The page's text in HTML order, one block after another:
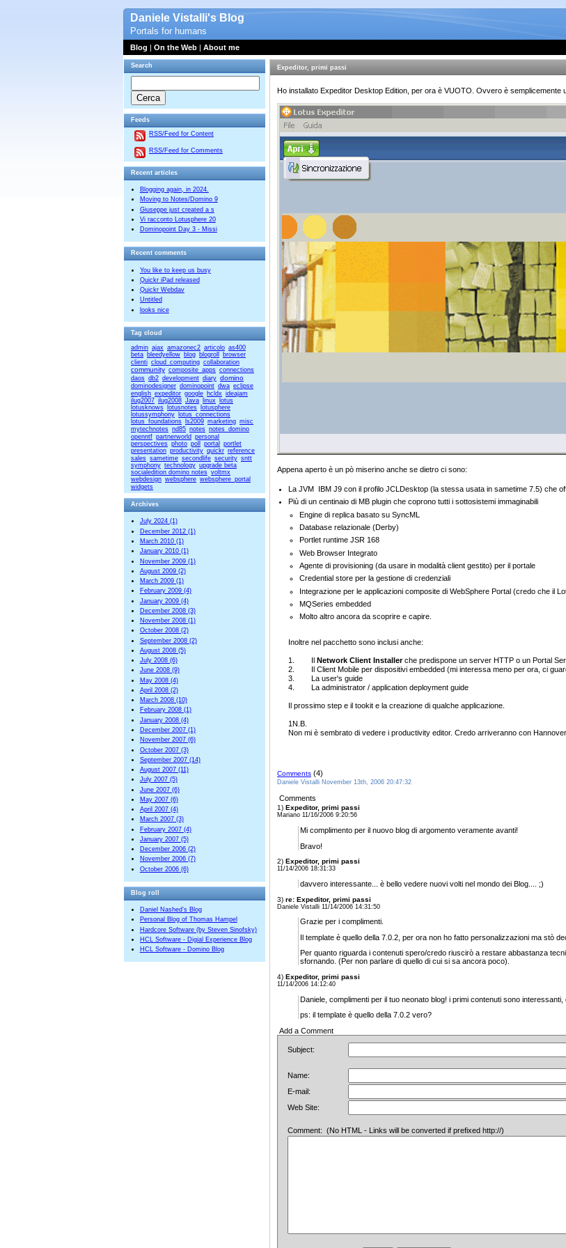
Daniele Vistalli's Blog
Portals for humans
Blog | On the Web | About me
Search
Feeds
RSS/Feed for Content
RSS/Feed for Comments
Recent articles
Blogging again, in 2024.
Moving to Notes/Domino 9
Giuseppe just created a s
Vi racconto Lotusphere 20
Dominopoint Day 3 - Missi
Recent comments
You like to keep us busy
Quickr iPad released
Quickr Webdav
Untitled
looks nice
Tag cloud
admin ajax amazonec2 articolo as400
beta bleedyellow blog blogroll
browser
clienti cloud_computing collaboration
community composite_apps connections
daos db2 development diary domino
dominodesigner dominopoint dwa eclipse
english expeditor google hcldx ideajam
ilug2007 ilug2008 Java linux
lotus
lotusknows
lotusnotes
lotusphere
lotussymphony
lotus_connections
lotus_foundations
ls2009 marketing misc
mytechnotes nd85 notes notes_domino
openntf partnerworld personal
perspectives photo poll portal
portlet
presentation productivity quickr reference
sales sametime secondlife security sntt
symphony technology upgrade beta
socialedition domino notes voltmx
webdesign websphere websphere_portal
widgets
Archives
July 2024 (1)
December 2012 (1)
March 2010 (1)
January 2010 (1)
November 2009 (1)
August 2009 (2)
March 2009 (1)
February 2009 (4)
January 2009 (4)
December 2008 (3)
November 2008 (1)
October 2008 (2)
September 2008 (2)
August 2008 (5)
July 2008 (6)
June 2008 (9)
May 2008 (4)
April 2008 (2)
March 2008 (10)
February 2008 (1)
January 2008 (4)
December 2007 (1)
November 2007 (6)
October 2007 (3)
September 2007 (14)
August 2007 (11)
July 2007 (5)
June 2007 (6)
May 2007 (6)
April 2007 (4)
March 2007 (3)
February 2007 (4)
January 2007 (5)
December 2006 (2)
November 2006 (7)
October 2006 (6)
Blog roll
Daniel Nashed’s Blog
Personal Blog of Thomas Hampel
Hardcore Software (by Steven Sinofsky)
HCL Software - Digial Experience Blog
HCL Software - Domino Blog
Expeditor, primi passi
Ho installato Expeditor Desktop Edition, per ora è VUOTO. Ovvero è semplicemente
Appena aperto è un pò miserino anche se dietro ci sono:
La JVM IBM J9 con il profilo JCLDesktop (la stessa usata in sametime 7.5) che
Più di un centinaio di MB plugin che coprono tutti i sottosistemi immaginabili
Engine di replica basato su SyncML
Database relazionale (Derby)
Portlet runtime JSR 168
Web Browser Integrato
Agente di provisioning (da usare in modalità client gestito) per il portale
Credential store per la gestione di credenziali
Integrazione per le applicazioni composite di WebSphere Portal (credo che il
MQSeries embedded
Molto altro ancora da scoprire e capire.
Inoltre nel pacchetto sono inclusi anche:
1. Il Network Client Installerche predispone un server HTTP o un Portal
2. Il Client Mobile per dispositivi embedded (mi interessa meno per ora, ci
3. La user's guide
4. La administrator / application deployment guide
Il prossimo step e il tookit e la creazione di qualche applicazione.
1N.B.
Non mi è sembrato di vedere i productivity editor. Credo arriveranno con Hannover.
Comments (4)
Daniele Vistalli November 13th, 2006 20:47:32
Comments
1) Expeditor, primi passi
Mariano 11/16/2006 9:20:56
Mi complimento per il nuovo blog di argomento veramente avanti!
Bravo!
2) Expeditor, primi passi
11/14/2006 18:31:33
davvero interessante... è bello vedere nuovi volti nel mondo dei Blog.... ;)
3) re: Expeditor, primi passi
Daniele Vistalli 11/14/2006 14:31:50
Grazie per i complimenti.
Il template è quello della 7.0.2, per ora non ho fatto personalizzazioni ma stò
Per quanto riguarda i contenuti spero/credo riuscirò a restare abbastanza
sfornando. (Per non parlare di quello di cui si sa ancora poco).
4) Expeditor, primi passi
11/14/2006 14:12:40
Daniele, complimenti per il tuo neonato blog! i primi contenuti sono
ps: il template è quello della 7.0.2 vero?
Add a Comment
Subject:
Name:
E-mail:
Web Site:
Comment: (No HTML - Links will be converted if prefixed http://)